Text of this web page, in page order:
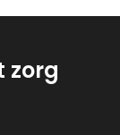
zorg